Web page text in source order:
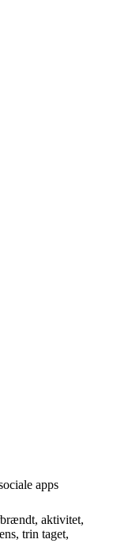
apps
aktivitet,
trin taget,